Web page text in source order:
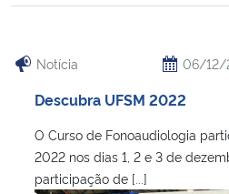
Notícia 06/12/
Descubra UFSM 2022
O Curso de Fonoaudiologia
2022 nos dias 1, 2 e 3 de
participação de [...]